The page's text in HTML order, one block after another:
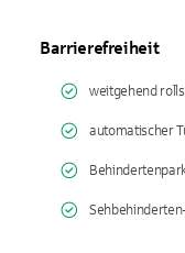
Barrierefreiheit
weitgehend
automatischer